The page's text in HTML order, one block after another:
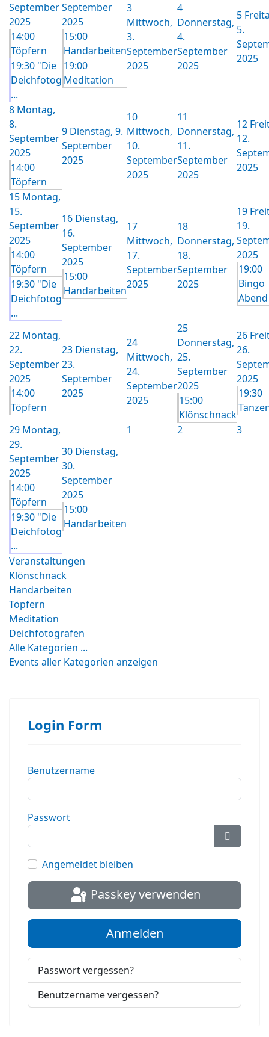
September
2025
14:00
Töpfern
19:30 "Die
Deichfotog
...
September
2025
15:00
Handarbeiten
19:00
Meditation
3
Mittwoch,
3.
September
2025
4
Donnerstag,
4.
September
2025
5
5.
2025
8 Montag,
8.
September
2025
14:00
Töpfern
9 Dienstag, 9.
September
2025
10
Mittwoch,
10.
September
2025
11
Donnerstag,
11.
September
2025
12
12.
2025
15 Montag,
15.
September
2025
14:00
Töpfern
19:30 "Die
Deichfotog
...
16 Dienstag,
16.
September
2025
15:00
Handarbeiten
17
Mittwoch,
17.
September
2025
18
Donnerstag,
18.
September
2025
19
19.
2025
19:00
Bingo
Abend
22 Montag,
22.
September
2025
14:00
Töpfern
23 Dienstag,
23.
September
2025
24
Mittwoch,
24.
September
2025
25
Donnerstag,
25.
September
2025
15:00
Klönschnack
26
26.
2025
19:30
29 Montag,
29.
September
2025
14:00
Töpfern
19:30 "Die
Deichfotog
...
30 Dienstag,
30.
September
2025
15:00
Handarbeiten
1 2 3
Veranstaltungen
Klönschnack
Handarbeiten
Töpfern
Meditation
Deichfotografen
Alle Kategorien ...
Events aller Kategorien anzeigen
Login Form
Benutzername
Passwort
Angemeldet bleiben
Passkey verwenden
Anmelden
Passwort vergessen?
Benutzername vergessen?